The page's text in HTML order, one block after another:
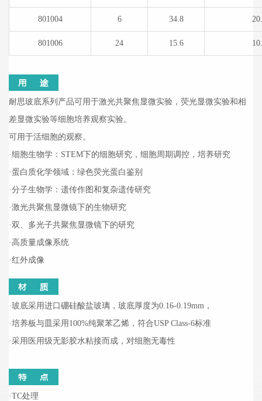
801004 6 34.8
801006 24 15.6
耐思玻底系列产品可用于激光共聚焦显微实验，荧光显微实验和相
差显微实验等细胞培养观察实验。
可用于活细胞的观察。
·细胞生物学：STEM下的细胞研究，细胞周期调控，培养研究
·蛋白质化学领域：绿色荧光蛋白鉴别
·分子生物学：遗传作图和复杂遗传研究
·激光共聚焦显微镜下的生物研究
· 双、多光子共聚焦显微镜下的研究
· 高质量成像系统
·红外成像
·玻底采用进口硼硅酸盐玻璃， 玻底厚度为0.16-0.19mm，
·培养板与皿采用100%纯聚苯乙烯，符合USP Class-6标准
·采用医用级无影胶水粘接而成，对细胞无毒性
·TC处理